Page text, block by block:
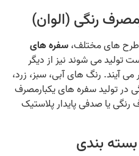
رنگی (الوان)
های مختلف،سفره های
می شوند نیز از دیگر
آیند. رنگ های آبی، سبز، زرد،
تولید سفره های یکبارمصرف
یا صدفی پایدار پلاستیک
بندی